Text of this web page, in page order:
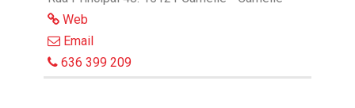
Web
Email
636 399 209